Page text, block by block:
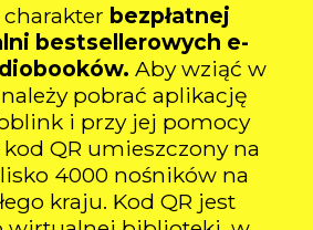
bezpłatnej
bestsellerowych e-
Aby wziąć w
pobrać aplikację
i przy jej pomocy
QR umieszczony na
4000 nośników na
kraju. Kod QR jest